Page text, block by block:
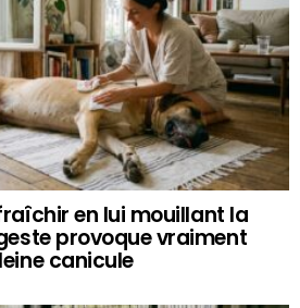
en lui mouillant la
provoque vraiment
canicule